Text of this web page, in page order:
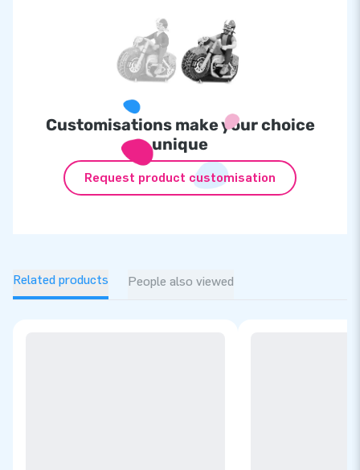
Customisations make your choice
unique
Request product customisation
Related products People also viewed